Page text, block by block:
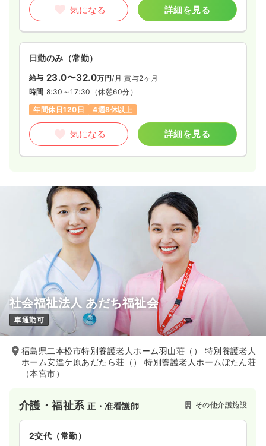
気になる 詳細を見る
日勤のみ（常勤）
給与 23.0〜32.0万円/月 賞与2ヶ月
時間 8:30～17:30 （休憩60分）
年間休日120日
4週8休以上
気になる 詳細を見る
社会福祉法人 あだち福祉会
車通勤可
福島県二本松市特別養護老人ホーム羽山荘（） 特別養護老人
ホーム安達ケ原あだたら荘（） 特別養護老人ホームぼたん荘
（本宮市）
介護・福祉系正・准看護師 その他介護施設
2交代（常勤）